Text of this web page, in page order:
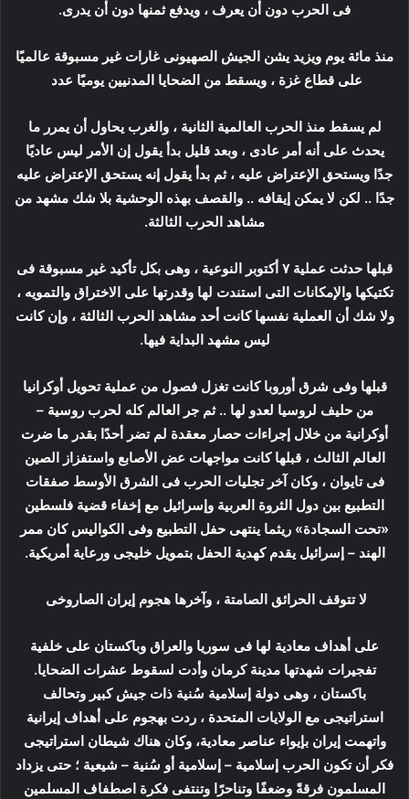
فى الحرب دون أن يعرف ، ويدفع ثمنها دون أن يدرى.
منذ مائة يوم ويزيد يشن الجيش الصهيونى غارات غير مسبوقة عالميًا
على قطاع غزة ، ويسقط من الضحايا المدنيين يوميًا عدد
لم يسقط منذ الحرب العالمية الثانية ، والغرب يحاول أن يمرر ما
يحدث على أنه أمر عادى ، وبعد قليل بدأ يقول إن الأمر ليس عاديًا
جدًا ويستحق الإعتراض عليه ، ثم بدأ يقول إنه يستحق الإعتراض عليه
جدًا .. لكن لا يمكن إيقافه .. والقصف بهذه الوحشية بلا شك مشهد من
مشاهد الحرب الثالثة.
قبلها حدثت عملية ٧ أكتوبر النوعية ، وهى بكل تأكيد غير مسبوقة فى
تكتيكها والإمكانات التى استندت لها وقدرتها على الاختراق والتمويه ،
ولا شك أن العملية نفسها كانت أحد مشاهد الحرب الثالثة ، وإن كانت
ليس مشهد البداية فيها.
قبلها وفى شرق أوروبا كانت تغزل فصول من عملية تحويل أوكرانيا
من حليف لروسيا لعدو لها .. ثم جر العالم كله لحرب روسية –
أوكرانية من خلال إجراءات حصار معقدة لم تضر أحدًا بقدر ما ضرت
العالم الثالث ، قبلها كانت مواجهات عض الأصابع واستفزاز الصين
فى تايوان ، وكان آخر تجليات الحرب فى الشرق الأوسط صفقات
التطبيع بين دول الثروة العربية وإسرائيل مع إخفاء قضية فلسطين
«تحت السجادة» ريثما ينتهى حفل التطبيع وفى الكواليس كان ممر
الهند – إسرائيل يقدم كهدية الحفل بتمويل خليجى ورعاية أمريكية.
لا تتوقف الحرائق الصامتة ، وآخرها هجوم إيران الصاروخى
على أهداف معادية لها فى سوريا والعراق وباكستان على خلفية
تفجيرات شهدتها مدينة كرمان وأدت لسقوط عشرات الضحايا.
باكستان ، وهى دولة إسلامية سُنية ذات جيش كبير وتحالف
استراتيجى مع الولايات المتحدة ، ردت بهجوم على أهداف إيرانية
واتهمت إيران بإيواء عناصر معادية، وكان هناك شيطان استراتيجى
فكر أن تكون الحرب إسلامية – إسلامية أو سُنية – شيعية ؛ حتى يزداد
المسلمون فرقةً وضعفًا وتناحرًا وتنتفى فكرة اصطفاف المسلمين